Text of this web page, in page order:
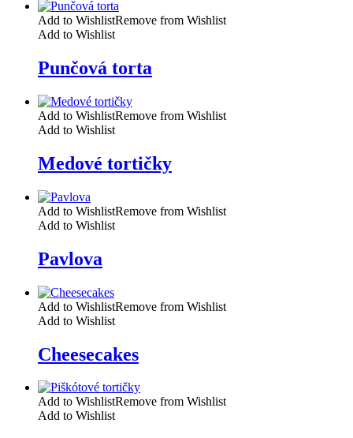
Add to WishlistRemove from Wishlist
Add to Wishlist
Punčová torta
Add to WishlistRemove from Wishlist
Add to Wishlist
Medové tortičky
Add to WishlistRemove from Wishlist
Add to Wishlist
Pavlova
Add to WishlistRemove from Wishlist
Add to Wishlist
Cheesecakes
Add to WishlistRemove from Wishlist
Add to Wishlist